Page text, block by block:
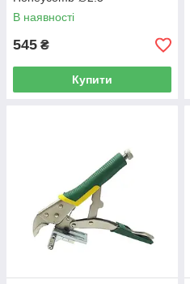
комплектується
перехідниками (1шт)
В наявності
545 ₴
Купити